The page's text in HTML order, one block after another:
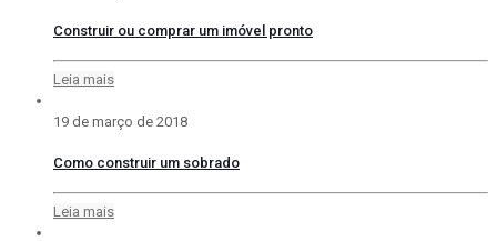
Construir ou comprar um imóvel pronto
Leia mais
19 de março de 2018
Como construir um sobrado
Leia mais